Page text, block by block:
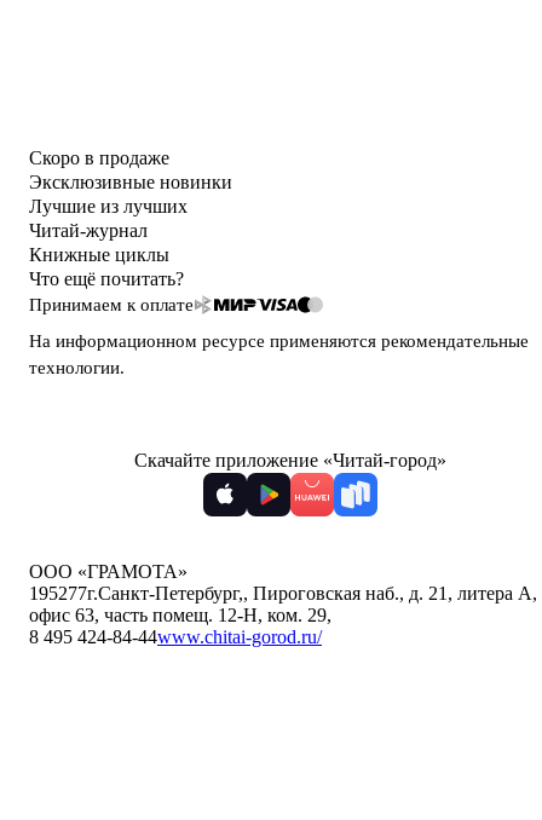
Скоро в продаже
Эксклюзивные новинки
Лучшие из лучших
Читай-журнал
Книжные циклы
Что ещё почитать?
Принимаем к оплате
На информационном ресурсе применяются рекомендательные
технологии.
Скачайте приложение «Читай-город»
ООО «ГРАМОТА»
195277г.Санкт-Петербург,, Пироговская наб., д. 21, литера А,
офис 63, часть помещ. 12-Н, ком. 29,
8 495 424-84-44www.chitai-gorod.ru/